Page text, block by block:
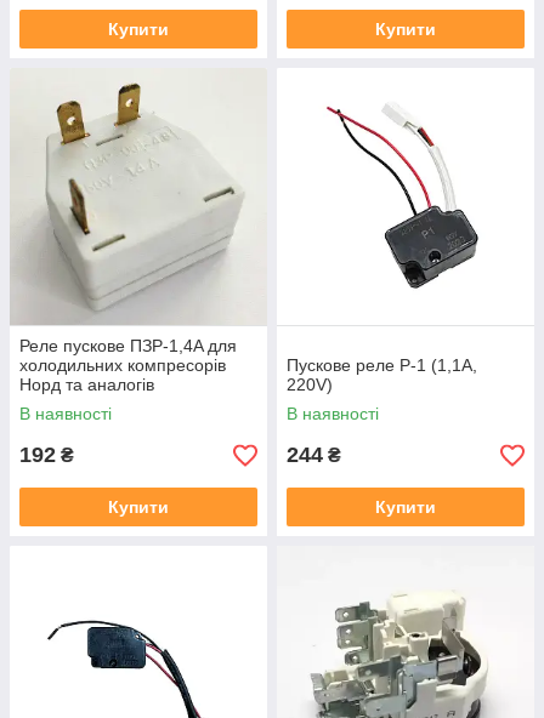
Купити Купити
Реле пускове ПЗР-1,4A для
холодильних компресорів
Норд та аналогів
В наявності
192 ₴
Купити
Пускове реле Р-1 (1,1A,
220V)
В наявності
244 ₴
Купити